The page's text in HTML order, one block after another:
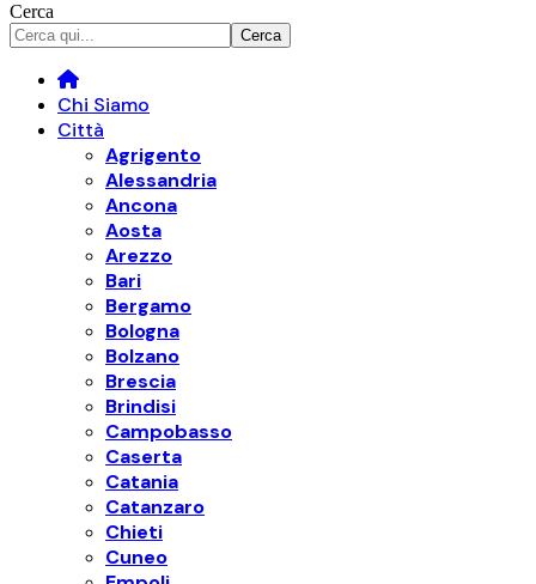
Cerca
Chi Siamo
Città
Agrigento
Alessandria
Ancona
Aosta
Arezzo
Bari
Bergamo
Bologna
Bolzano
Brescia
Brindisi
Campobasso
Caserta
Catania
Catanzaro
Chieti
Cuneo